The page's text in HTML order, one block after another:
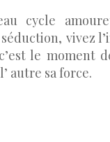
cycle
vivez
le moment
autre sa force.